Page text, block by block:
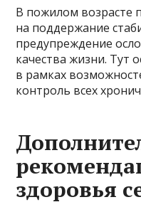
В пожилом возрасте
на поддержание
предупреждение
качества жизни. Тут
в рамках
контроль всех
здоровья